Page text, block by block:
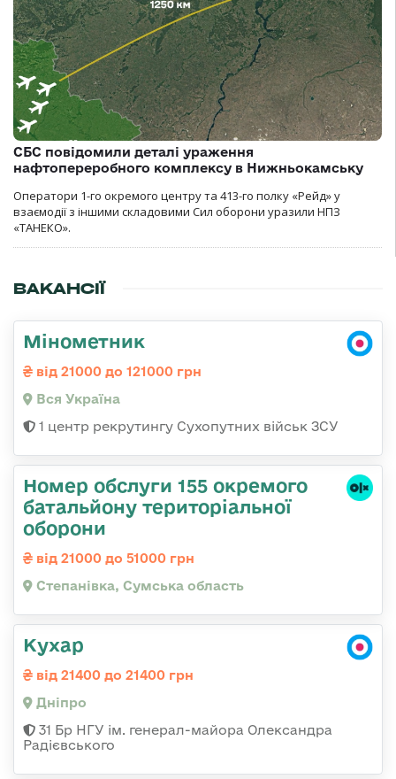
СБС повідомили деталі ураження
нафтопереробного комплексу в Нижньокамську
Оператори 1-го окремого центру та 413-го полку «Рейд» у
взаємодії з іншими складовими Сил оборони уразили НПЗ
«ТАНЕКО».
ВАКАНСІЇ
Мінометник
від 21000 до 121000 грн
Вся Україна
1 центр рекрутингу Сухопутних військ ЗСУ
Номер обслуги 155 окремого
батальйону територіальної
оборони
від 21000 до 51000 грн
Степанівка, Сумська область
Кухар
від 21400 до 21400 грн
Дніпро
31 Бр НГУ ім. генерал-майора Олександра
Радієвського